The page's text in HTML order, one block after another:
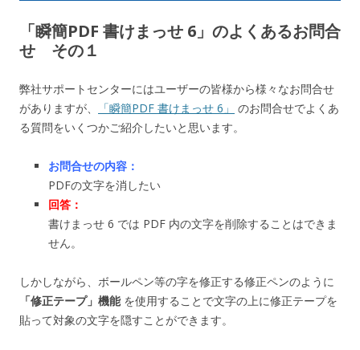
「瞬簡PDF 書けまっせ 6」のよくあるお問合
せ その１
弊社サポートセンターにはユーザーの皆様から様々なお問合せ
がありますが、
「瞬簡PDF 書けまっせ 6」
のお問合せでよくあ
る質問をいくつかご紹介したいと思います。
お問合せの内容：
PDFの文字を消したい
回答：
書けまっせ 6 では PDF 内の文字を削除することはできま
せん。
しかしながら、ボールペン等の字を修正する修正ペンのように
「修正テープ」機能 を使用することで文字の上に修正テープを
貼って対象の文字を隠すことができます。